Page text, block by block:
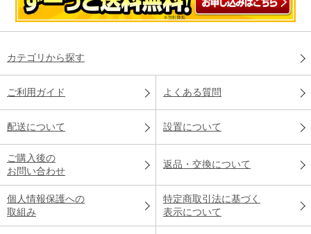
カテゴリから探す
ご利用ガイド よくある質問
配送について 設置について
ご購入後の
お問い合わせ
返品・交換について
個人情報保護への
取組み
特定商取引法に基づく
表示について